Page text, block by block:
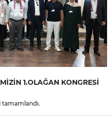
1.OLAĞAN KONGRESİ
tamamlandı.